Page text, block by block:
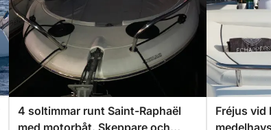
4 soltimmar runt Saint-Raphaël
med motorbåt. Skeppare och
Fréjus vid